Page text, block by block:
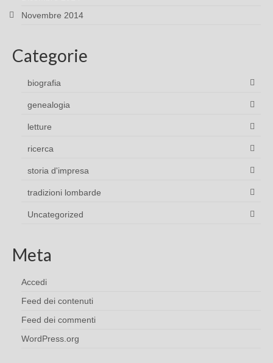
Novembre 2014
Categorie
biografia
genealogia
letture
ricerca
storia d'impresa
tradizioni lombarde
Uncategorized
Meta
Accedi
Feed dei contenuti
Feed dei commenti
WordPress.org